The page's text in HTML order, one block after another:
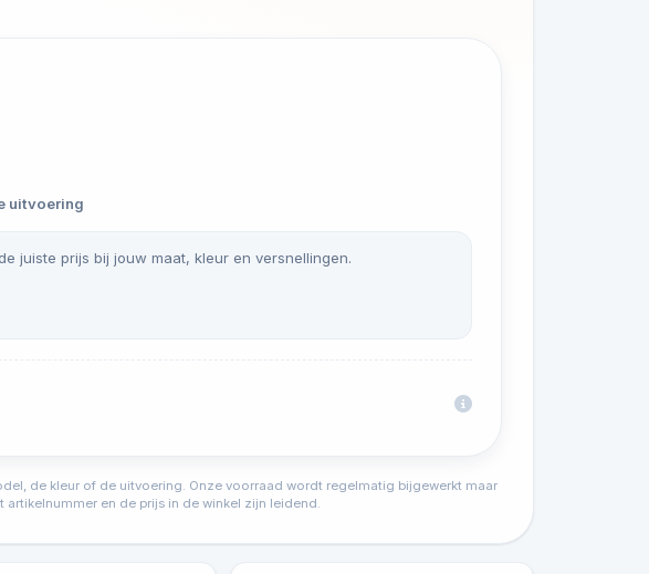
uitvoering
juiste prijs bij jouw maat, kleur en versnellingen.
de kleur of de uitvoering. Onze voorraad wordt regelmatig bijgewerkt maar
en de prijs in de winkel zijn leidend.